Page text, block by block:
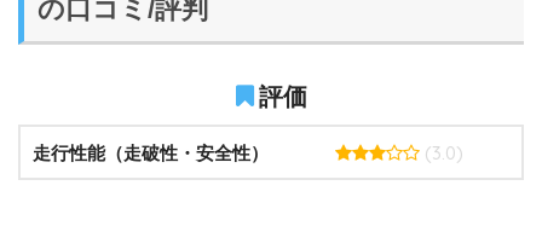
の口コミ/評判
評価
走行性能（走破性・安全性） (3.0)